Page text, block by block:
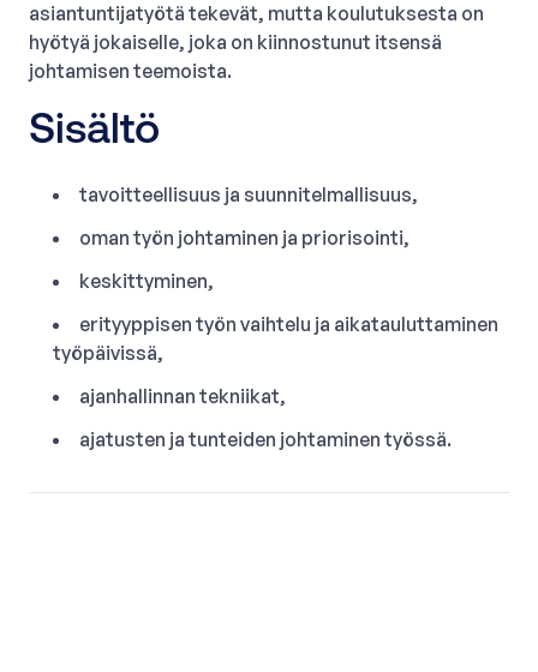
asiantuntijatyötä tekevät, mutta koulutuksesta on
hyötyä jokaiselle, joka on kiinnostunut itsensä
johtamisen teemoista.
Sisältö
tavoitteellisuus ja suunnitelmallisuus,
oman työn johtaminen ja priorisointi,
keskittyminen,
erityyppisen työn vaihtelu ja aikatauluttaminen
työpäivissä,
ajanhallinnan tekniikat,
ajatusten ja tunteiden johtaminen työssä.